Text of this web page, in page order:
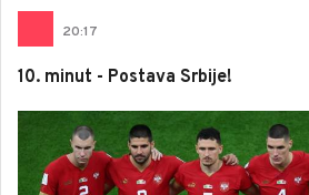
20:17
10. minut - Postava Srbije!